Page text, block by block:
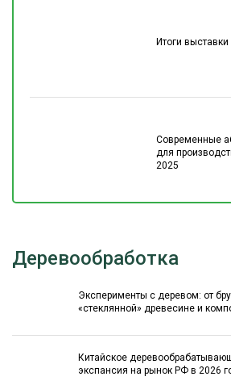
Итоги
Современные
для
2025
Деревообработка
Эксперименты с деревом: от
«стеклянной» древесине и
Китайское
экспансия на рынок РФ в 2026